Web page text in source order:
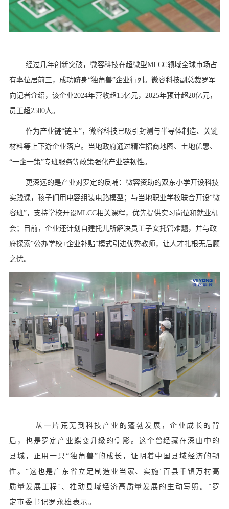
经过几年创新突破，微容科技在超微型MLCC领域全球市场占
有率位居前三，成功跻身“独角兽”企业行列。微容科技副总裁罗军
向记者介绍，该企业2024年营收超15亿元，2025年预计超20亿元，
员工超2500人。
作为产业链“链主”，微容科技已吸引封测与半导体制造、关键
材料等上下游企业落户。当地政府通过精准招商地图、土地优惠、
“一企一策”专班服务等政策强化产业链韧性。
更深远的是产业对罗定的反哺：微容资助的双东小学开设科技
实践课，孩子们用电容组装电路模型；与当地职业学校联合开设“微
容班”，支持学校开设MLCC相关课程，优先提供实习岗位和就业机
会；目前，企业还计划自建托儿所解决员工子女托管难题，并与政
府探索“公办学校+企业补贴”模式引进优秀教师，让人才扎根无后顾
之忧。
从一片荒芜到科技产业的蓬勃发展，企业成长的背
后，也是罗定产业蝶变升级的侧影。这个曾经藏在深山中的
县城，正用一只“独角兽”的成长，证明着中国县域经济的韧
性。“这也是广东省立足制造业当家、实施‘百县千镇万村高
质量发展工程’、推动县域经济高质量发展的生动写照。”罗
定市委书记罗永雄表示。